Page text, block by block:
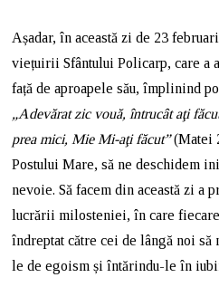
Așadar, în această zi de 23
viețuirii Sfântului Policarp, care a
față de aproapele său, împlinind
„Adevărat zic vouă, întrucât aţi
prea mici, Mie Mi-aţi făcut”(Matei
Postului Mare, să ne deschidem
nevoie. Să facem din această zi a
lucrării milosteniei, în care
îndreptat către cei de lângă noi
le de egoism și întărindu-le în